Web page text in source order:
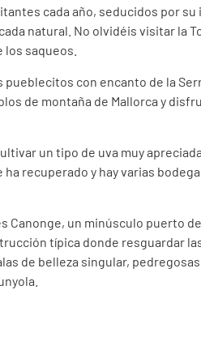
cada año, seducidos por
natural. No olvidéis visitar la
los saqueos.
con encanto de la
de montaña de Mallorca y
un tipo de uva muy
recuperado y hay varias
Canonge, un minúsculo puerto
típica donde resguardar
de belleza singular,